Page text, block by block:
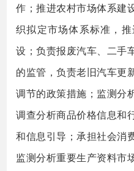
作；推进农村市场体系建
织拟定市场体系标准，
设；负责报废汽车、二手
的监管，负责老旧汽车更
调节的政策措施；监测分
调查分析商品价格信息和
和信息引导；承担社会消
监测分析重要生产资料市